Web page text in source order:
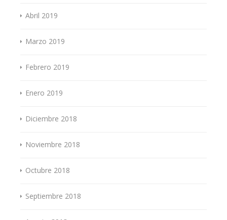
Abril 2019
Marzo 2019
Febrero 2019
Enero 2019
Diciembre 2018
Noviembre 2018
Octubre 2018
Septiembre 2018